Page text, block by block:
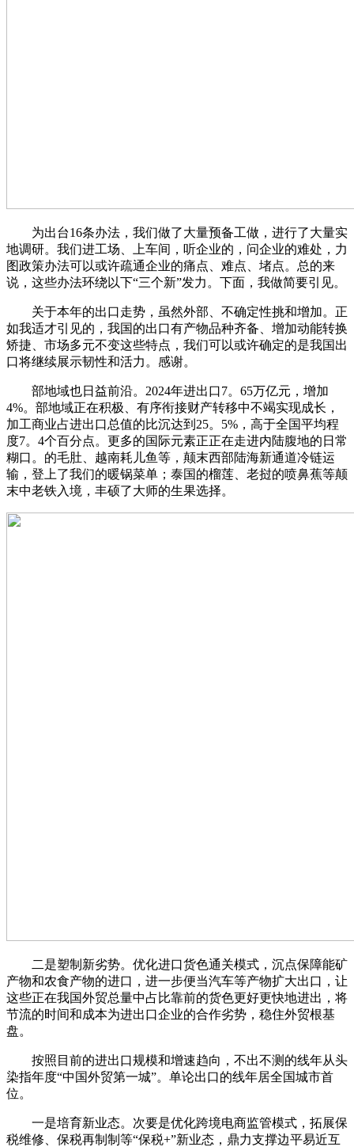
为出台16条办法，我们做了大量预备工做，进行了大量实
地调研。我们进工场、上车间，听企业的，问企业的难处，力
图政策办法可以或许疏通企业的痛点、难点、堵点。总的来
说，这些办法环绕以下“三个新”发力。下面，我做简要引见。
关于本年的出口走势，虽然外部、不确定性挑和增加。正
如我适才引见的，我国的出口有产物品种齐备、增加动能转换
矫捷、市场多元不变这些特点，我们可以或许确定的是我国出
口将继续展示韧性和活力。感谢。
部地域也日益前沿。2024年进出口7。65万亿元，增加
4%。部地域正在积极、有序衔接财产转移中不竭实现成长，
加工商业占进出口总值的比沉达到25。5%，高于全国平均程
度7。4个百分点。更多的国际元素正正在走进内陆腹地的日常
糊口。的毛肚、越南耗儿鱼等，颠末西部陆海新通道冷链运
输，登上了我们的暖锅菜单；泰国的榴莲、老挝的喷鼻蕉等颠
末中老铁入境，丰硕了大师的生果选择。
二是塑制新劣势。优化进口货色通关模式，沉点保障能矿
产物和农食产物的进口，进一步便当汽车等产物扩大出口，让
这些正在我国外贸总量中占比靠前的货色更好更快地进出，将
节流的时间和成本为进出口企业的合作劣势，稳住外贸根基
盘。
按照目前的进出口规模和增速趋向，不出不测的线年从头
染指年度“中国外贸第一城”。单论出口的线年居全国城市首
位。
一是培育新业态。次要是优化跨境电商监管模式，拓展保
税维修、保税再制制等“保税+”新业态，鼎力支撑边平易近互